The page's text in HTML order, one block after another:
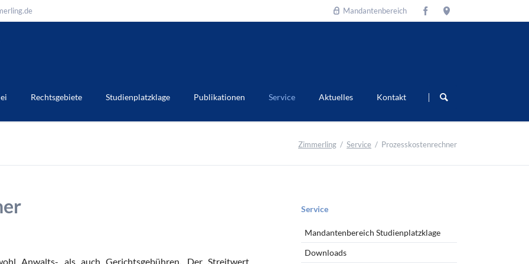
Mandantenbereich
überspringen
Rechtsgebiete Studienplatzklage Publikationen Service Aktuelles Kontakt
Zimmerling Service Prozesskostenrechner
Anwalts- als auch Gerichtsgebühren. Der Streitwert
Navigation
Service
Mandantenbereich Studienplatzklage
Downloads